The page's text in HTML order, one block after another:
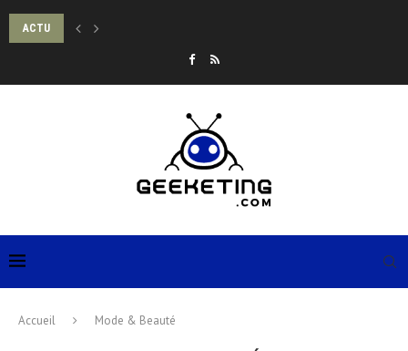
ACTU
LES MONNAIES NUMÉRIQUES DE BANQUE CENTRALE (MNBC) VONT-ELLES
Accueil Mode & Beauté